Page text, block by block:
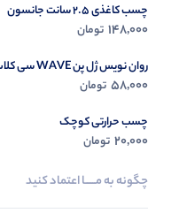
چسب کاغذی 2.5 سانت جانسون
148,000 تومان
روان نویس ژل پن WAVE سی کلاس-آبی
58,000 تومان
چسب حرارتی کوچک
20,000 تومان
چگونه به مــــــا اعتماد کنید